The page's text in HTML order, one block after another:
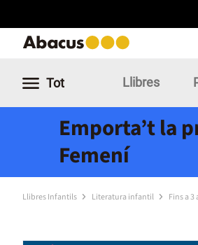
Tot Llibres
Emporta’t la
Femení
Llibres Infantils Literatura infantil Fins a 3